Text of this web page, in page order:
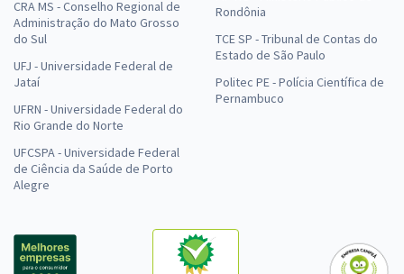
CRA MS - Conselho Regional de
Administração do Mato Grosso
do Sul
UFJ - Universidade Federal de
Jataí
UFRN - Universidade Federal do
Rio Grande do Norte
UFCSPA - Universidade Federal
de Ciência da Saúde de Porto
Alegre
Rondônia
TCE SP - Tribunal de Contas do
Estado de São Paulo
Politec PE - Polícia Científica de
Pernambuco